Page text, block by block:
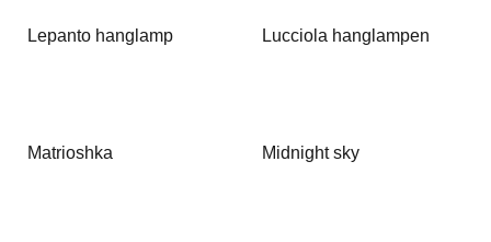
Lepanto hanglamp Lucciola hanglampen
Matrioshka Midnight sky